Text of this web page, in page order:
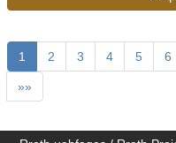
1 2 3 4 5 6
»»